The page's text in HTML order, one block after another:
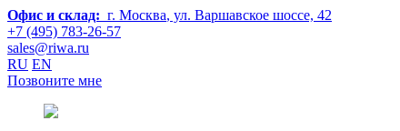
Офис и склад: г. Москва, ул. Варшавское шоссе, 42
+7 (495) 783-26-57
sales@riwa.ru
RU EN
Позвоните мне